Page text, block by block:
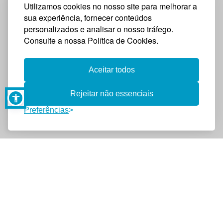
Utilizamos cookies no nosso site para melhorar a
sua experiência, fornecer conteúdos
personalizados e analisar o nosso tráfego.
Consulte a nossa Política de Cookies.
Aceitar todos
Rejeitar não essenciais
Preferências